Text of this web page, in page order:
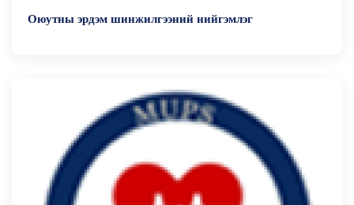
Оюутны эрдэм шинжилгээний нийгэмлэг